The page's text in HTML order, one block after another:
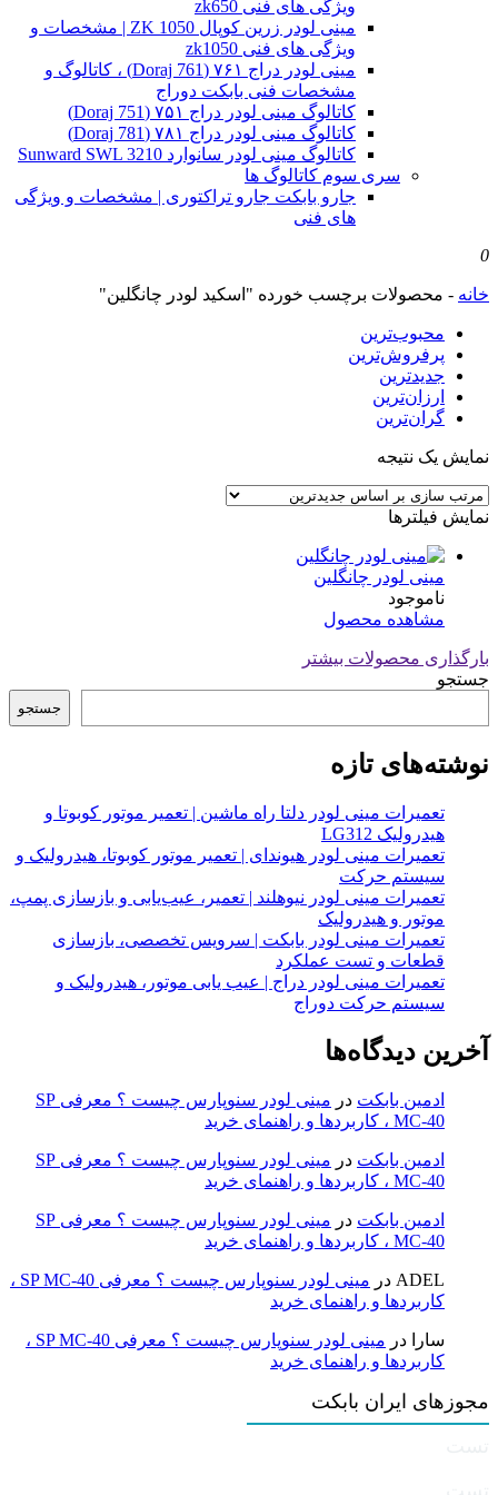
ویژگی های فنی zk650
مینی لودر زرین کوپال ZK 1050 | مشخصات و
ویژگی های فنی zk1050
مینی لودر دراج ۷۶۱ (Doraj 761) ، کاتالوگ و
مشخصات فنی بابکت دوراج
کاتالوگ مینی لودر دراج ۷۵۱ (Doraj 751)
کاتالوگ مینی لودر دراج ۷۸۱ (Doraj 781)
کاتالوگ مینی لودر سانوارد Sunward SWL 3210
سری سوم کاتالوگ ها
جارو بابکت جارو تراکتوری | مشخصات و ویژگی
های فنی
0
خانه - محصولات برچسب خورده "اسکید لودر چانگلین"
محبوب‌ترین
پرفروش‌ترین
جدیدترین
ارزان‌ترین
گران‌ترین
نمایش یک نتیجه
نمایش فیلترها
مینی لودر چانگلین
ناموجود
مشاهده محصول
بارگذاری محصولات بیشتر
جستجو
جستجو
نوشته‌های تازه
تعمیرات مینی لودر دلتا راه ماشین | تعمیر موتور کوبوتا و
هیدرولیک LG312
تعمیرات مینی لودر هیوندای | تعمیر موتور کوبوتا، هیدرولیک و
سیستم حرکت
تعمیرات مینی لودر نیوهلند | تعمیر، عیب‌یابی و بازسازی پمپ،
موتور و هیدرولیک
تعمیرات مینی لودر بابکت | سرویس تخصصی، بازسازی
قطعات و تست عملکرد
تعمیرات مینی لودر دراج | عیب یابی موتور، هیدرولیک و
سیستم حرکت دوراج
آخرین دیدگاه‌ها
ادمین بابکت در
مینی لودر سنوپارس چیست ؟ معرفی SP
MC-40 ، کاربردها و راهنمای خرید
ادمین بابکت در
مینی لودر سنوپارس چیست ؟ معرفی SP
MC-40 ، کاربردها و راهنمای خرید
ادمین بابکت در
مینی لودر سنوپارس چیست ؟ معرفی SP
MC-40 ، کاربردها و راهنمای خرید
ADEL در
مینی لودر سنوپارس چیست ؟ معرفی SP MC-40 ،
کاربردها و راهنمای خرید
سارا در
مینی لودر سنوپارس چیست ؟ معرفی SP MC-40 ،
کاربردها و راهنمای خرید
مجوزهای ایران بابکت